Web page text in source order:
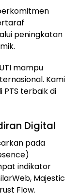
peningkatan
mampu
Kami
terbaik di
Digital
pada
indikator
Majestic
Flow.